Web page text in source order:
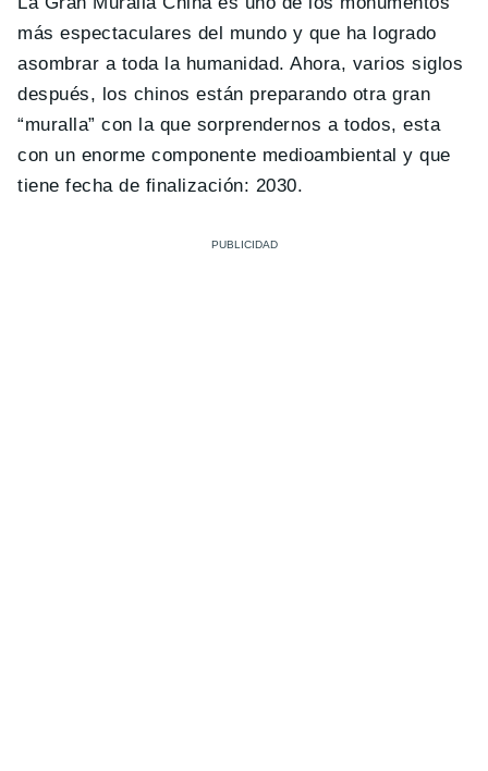
más espectaculares del mundo y que ha logrado
asombrar a toda la humanidad. Ahora, varios siglos
después, los chinos están preparando otra gran
“muralla” con la que sorprendernos a todos, esta
con un enorme componente medioambiental y que
tiene fecha de finalización: 2030.